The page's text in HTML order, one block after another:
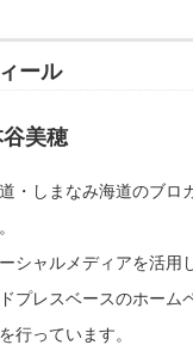
ール
美穂
・しまなみ海道のブロ
シャルメディアを活用
プレスベースのホーム
行っています。